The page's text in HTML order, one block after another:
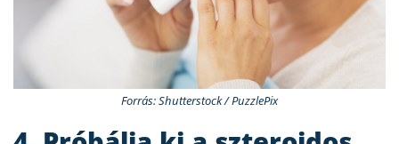
Forrás: Shutterstock / PuzzlePix